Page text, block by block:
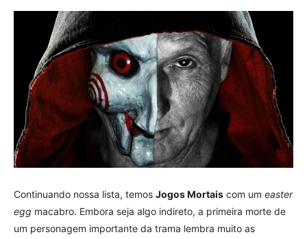
Continuando nossa lista, temos Jogos Mortais com um easter
egg macabro. Embora seja algo indireto, a primeira morte de
um personagem importante da trama lembra muito as